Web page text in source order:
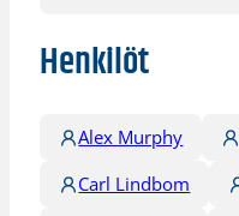
Henkilöt
Alex Murphy
Carl Lindbom